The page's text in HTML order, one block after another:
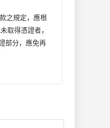
之規定，應根
取得憑證者，
部分，應免再